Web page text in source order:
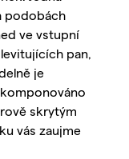
podobách
ve vstupní
pan,
je
skrytým
vás zaujme